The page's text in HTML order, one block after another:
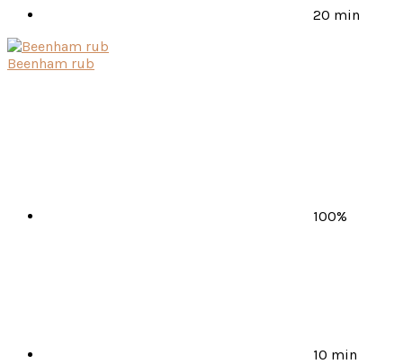
20 min
Beenham rub
100%
10 min